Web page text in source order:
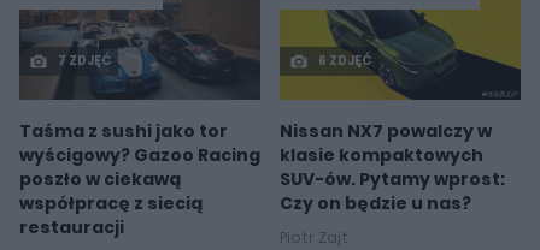
7 ZDJĘĆ
Taśma z sushi jako tor
wyścigowy? Gazoo Racing
poszło w ciekawą
współpracę z siecią
restauracji
6 ZDJĘĆ
Nissan NX7 powalczy w
klasie kompaktowych
SUV-ów. Pytamy wprost:
Czy on będzie u nas?
Piotr Zajt